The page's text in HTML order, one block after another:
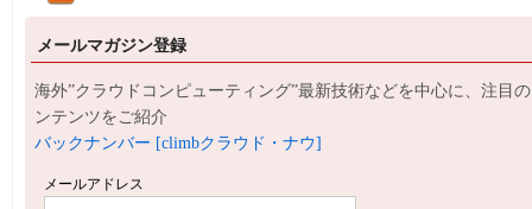
メールマガジン登録
海外”クラウドコンピューティング”最新技術などを中心に、注目
ンテンツをご紹介
バックナンバー [climbクラウド・ナウ]